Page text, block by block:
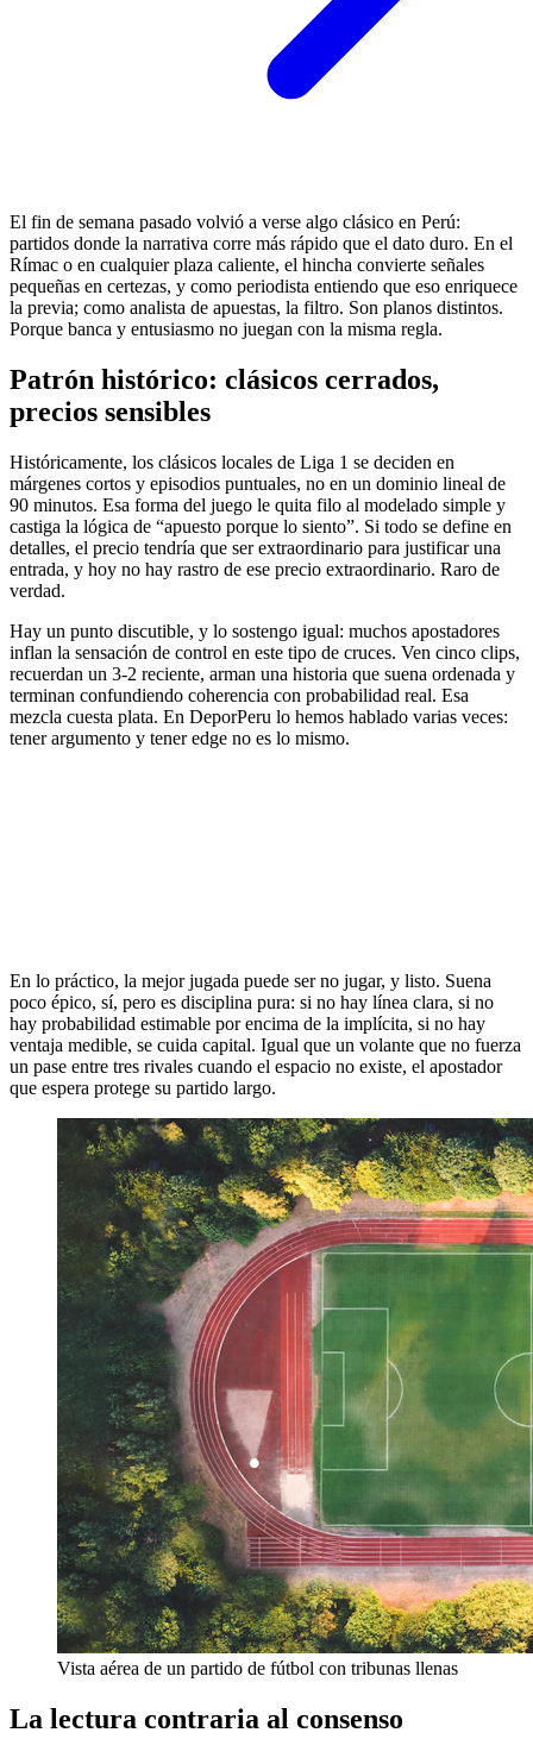
El fin de semana pasado volvió a verse algo clásico en Perú:
partidos donde la narrativa corre más rápido que el dato duro. En el
Rímac o en cualquier plaza caliente, el hincha convierte señales
pequeñas en certezas, y como periodista entiendo que eso enriquece
la previa; como analista de apuestas, la filtro. Son planos distintos.
Porque banca y entusiasmo no juegan con la misma regla.
Patrón histórico: clásicos cerrados,
precios sensibles
Históricamente, los clásicos locales de Liga 1 se deciden en
márgenes cortos y episodios puntuales, no en un dominio lineal de
90 minutos. Esa forma del juego le quita filo al modelado simple y
castiga la lógica de “apuesto porque lo siento”. Si todo se define en
detalles, el precio tendría que ser extraordinario para justificar una
entrada, y hoy no hay rastro de ese precio extraordinario. Raro de
verdad.
Hay un punto discutible, y lo sostengo igual: muchos apostadores
inflan la sensación de control en este tipo de cruces. Ven cinco clips,
recuerdan un 3-2 reciente, arman una historia que suena ordenada y
terminan confundiendo coherencia con probabilidad real. Esa
mezcla cuesta plata. En DeporPeru lo hemos hablado varias veces:
tener argumento y tener edge no es lo mismo.
En lo práctico, la mejor jugada puede ser no jugar, y listo. Suena
poco épico, sí, pero es disciplina pura: si no hay línea clara, si no
hay probabilidad estimable por encima de la implícita, si no hay
ventaja medible, se cuida capital. Igual que un volante que no fuerza
un pase entre tres rivales cuando el espacio no existe, el apostador
que espera protege su partido largo.
Vista aérea de un partido de fútbol con tribunas llenas
La lectura contraria al consenso